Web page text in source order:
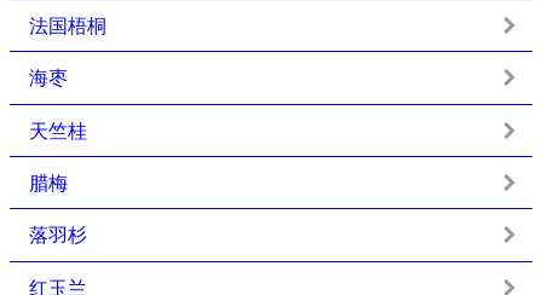
法国梧桐
海枣
天竺桂
腊梅
落羽杉
红玉兰